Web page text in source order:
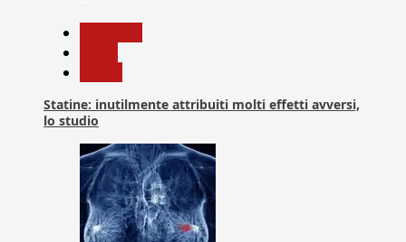
Statine: inutilmente attribuiti molti effetti avversi,
lo studio